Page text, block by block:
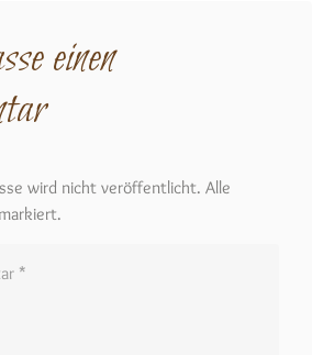
einen
wird nicht veröffentlicht. Alle